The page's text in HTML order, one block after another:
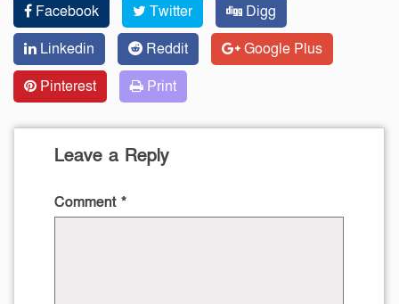
Facebook Twitter
Digg
Linkedin
Reddit
Google Plus
Pinterest
Print
Leave a Reply
Comment *